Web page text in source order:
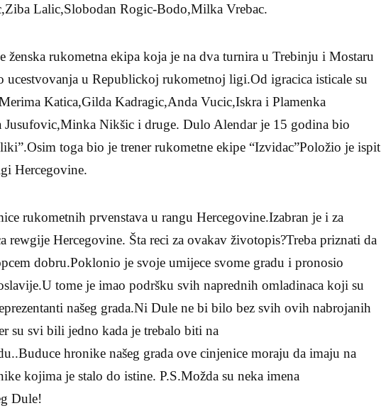
Lalic,Slobodan Rogic-Bodo,Milka Vrebac.
ženska rukometna ekipa koja je na dva turnira u Trebinju i Mostaru
ucestvovanja u Republickoj rukometnoj ligi.Od igracica isticale su
Katica,Gilda Kadragic,Anda Vucic,Iskra i Plamenka
Jusufovic,Minka Nikšic i druge. Dulo Alendar je 15 godina bio
toga bio je trener rukometne ekipe “Izvidac”Položio je ispit
Hercegovine.
rukometnih prvenstava u rangu Hercegovine.Izabran je i za
rewgije Hercegovine. Šta reci za ovakav životopis?Treba priznati da
dobru.Poklonio je svoje umijece svome gradu i pronosio
tome je imao podršku svih naprednih omladinaca koji su
našeg grada.Ni Dule ne bi bilo bez svih ovih nabrojanih
su svi bili jedno kada je trebalo biti na
hronike našeg grada ove cinjenice moraju da imaju na
kojima je stalo do istine. P.S.Možda su neka imena
Dule!